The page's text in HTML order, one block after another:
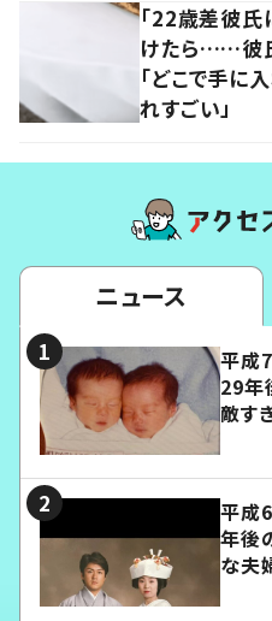
「22歳差彼
けたら……彼
「どこで手に
れすごい」
ニュース
平成
29年
敵す
平成
年後
な夫